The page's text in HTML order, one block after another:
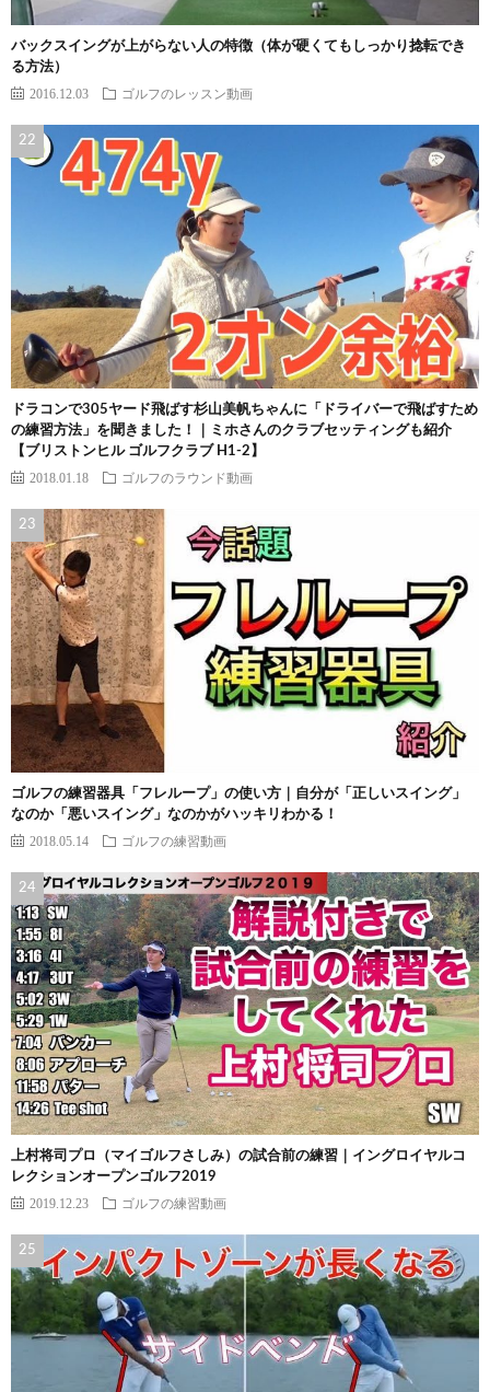
バックスイングが上がらない人の特徴（体が硬くてもしっかり捻転でき
る方法）
2016.12.03 ゴルフのレッスン動画
ドラコンで305ヤード飛ばす杉山美帆ちゃんに「ドライバーで飛ばすため
の練習方法」を聞きました！｜ミホさんのクラブセッティングも紹介
【ブリストンヒル ゴルフクラブ H1-2】
2018.01.18 ゴルフのラウンド動画
ゴルフの練習器具「フレループ」の使い方｜自分が「正しいスイング」
なのか「悪いスイング」なのかがハッキリわかる！
2018.05.14 ゴルフの練習動画
上村将司プロ（マイゴルフさしみ）の試合前の練習｜イングロイヤルコ
レクションオープンゴルフ2019
2019.12.23 ゴルフの練習動画